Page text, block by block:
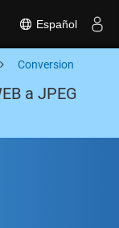
Español
Conversion
a JPEG